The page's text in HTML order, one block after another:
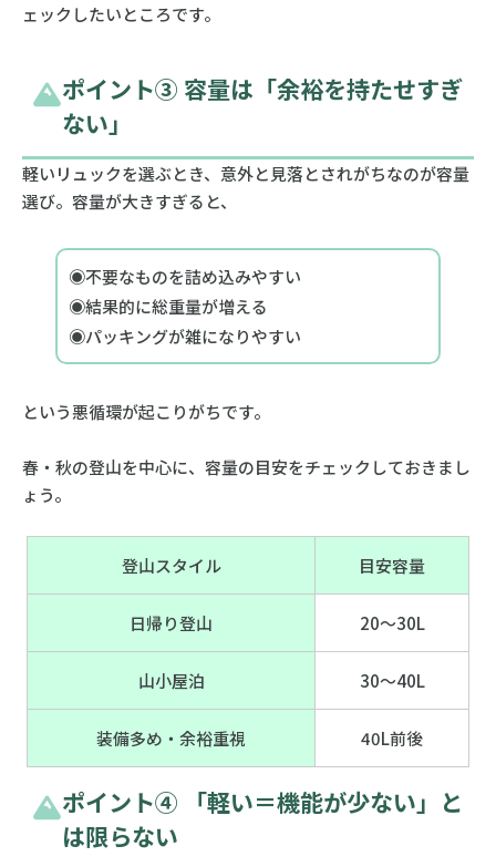
ェックしたいところです。
ポイント③ 容量は「余裕を持たせすぎ
ない」
軽いリュックを選ぶとき、意外と見落とされがちなのが容量
選び。容量が大きすぎると、
◉不要なものを詰め込みやすい
◉結果的に総重量が増える
◉パッキングが雑になりやすい
という悪循環が起こりがちです。
春・秋の登山を中心に、容量の目安をチェックしておきまし
ょう。
登山スタイル 目安容量
日帰り登山 20〜30L
山小屋泊 30〜40L
装備多め・余裕重視 40L前後
ポイント④ 「軽い＝機能が少ない」と
は限らない